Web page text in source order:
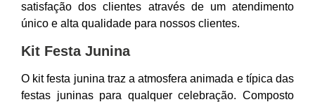
satisfação dos clientes através de um atendimento
único e alta qualidade para nossos clientes.
Kit Festa Junina
O kit festa junina traz a atmosfera animada e típica das
festas juninas para qualquer celebração. Composto